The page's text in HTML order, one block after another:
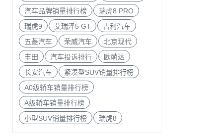
汽车品牌销量排行榜
瑞虎8 PRO
瑞虎9
艾瑞泽5 GT
吉利汽车
五菱汽车
荣威汽车
北京现代
丰田
汽车投诉排行
欧萌达
长安汽车
紧凑型SUV销量排行榜
A0级轿车销量排行榜
A级轿车销量排行榜
小型SUV销量排行榜
瑞虎8